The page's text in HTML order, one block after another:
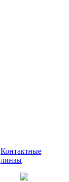
Контактные
линзы